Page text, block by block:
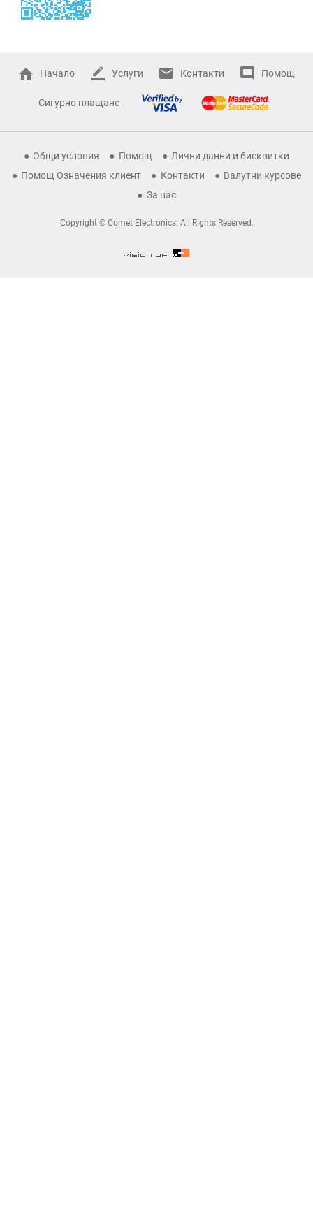
Начало Услуги Контакти Помощ
Сигурно плащане
Общи условия Помощ
Лични данни и бисквитки
Помощ Означения клиент
Контакти
Валутни курсове
За нас
Copyright © Comet Electronics. All Rights Reserved.